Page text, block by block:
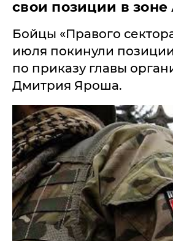
свои позиции в
Бойцы «Правого
июля покинули
по приказу главы
Дмитрия Яроша.